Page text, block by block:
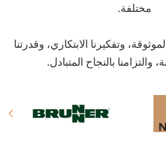
مختلفة.
وتفكيرنا الابتكاري، وقدرتنا
والتزامنا بالنجاح المتبادل.